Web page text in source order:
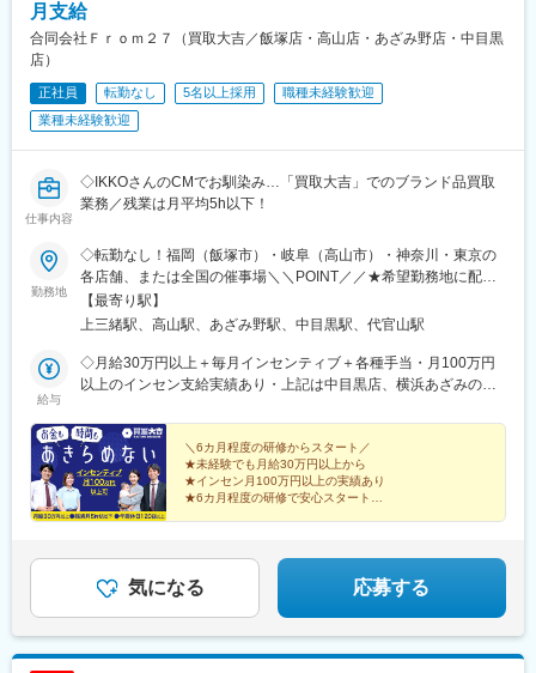
月支給
合同会社Ｆｒｏｍ２７（買取大吉／飯塚店・高山店・あざみ野店・中目黒
店）
正社員 転勤なし 5名以上採用
職種未経験歓迎
業種未経験歓迎
仕事内容
◇IKKOさんのCMでお馴染み…「買取大吉」でのブランド品買取
業務／残業は月平均5h以下！
勤務地
◇転勤なし！福岡（飯塚市）・岐阜（高山市）・神奈川・東京の
各店舗、または全国の催事場＼＼POINT／／★希望勤務地に配属
★U・Iターン歓迎★飯塚・高山はオープニングスタッフ募集★飯
塚店、高山店はマイカー通勤OK★催事担当は直行直帰OK（1）店
福岡県飯塚市有安429-1・新飯塚駅より車で11分■買取大吉 高山
駅前店・岐阜県高山市昭和町1-320 佐古ビル1階・高山駅より徒
野1-3-3 第2金子ハイツ1F・あざみ野駅より徒歩2分■買取大吉 中
目黒駅前店東京都目黒区上目黒1-17-8 細田ビル1F・中目黒駅より
徒歩3分（2）催事 ※直行直帰OK■勤務エリアは全国一都三県を
中心に、各地のスーパーマーケットや商業施設、ホームセンター
のイベントブースでのお仕事です。
【最寄り駅】
上三緒駅、高山駅、あざみ野駅、中目黒駅、代官山駅
給与
◇月給30万円以上＋毎月インセンティブ＋各種手当・月100万円
以上のインセン支給実績あり・上記は中目黒店、横浜あざみの店
毎月インセンティブ＋各種手当になります。※給与は経験・能力を
考慮の上で決定します。＼豊かな経験をお持ちの方は優遇／◇月
給35万円以上＋毎月インセンティブ＋各種手当※給与は経験・能
力を考慮の上で決定します。【年収例】年収1200万円／入社3年
目／インセンティブ月50万円以上年収550万円／入社1年目／イン
＼6カ月程度の研修からスタート／
★未経験でも月給30万円以上から
★インセン月100万円以上の実績あり
★6カ月程度の研修で安心スタート
気になる 応募する